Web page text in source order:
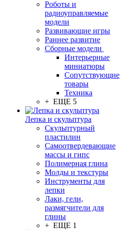
Роботы и
радиоуправляемые
модели
Развивающие игры
Раннее развитие
Сборные модели
Интерьерные
миниатюры
Сопутствующие
товары
Техника
+ ЕЩЕ 5
Лепка и скульптура
Скульптурный
пластилин
Самоотвердевающие
массы и гипс
Полимерная глина
Молды и текстуры
Инструменты для
лепки
Лаки, гели,
размягчители для
глины
+ ЕЩЕ 1